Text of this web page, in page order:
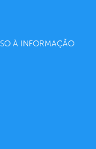
À INFORMAÇÃO